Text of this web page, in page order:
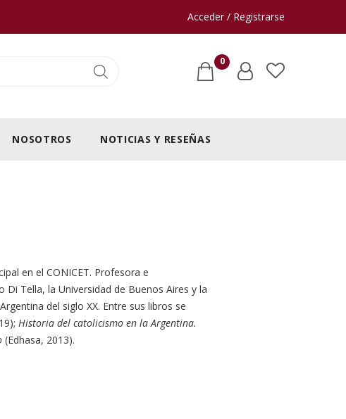
Acceder / Registrarse
0
NOSOTROS NOTICIAS Y RESEÑAS
en el CONICET. Profesora e
Di Tella, la Universidad de Buenos Aires y la
del siglo XX. Entre sus libros se
Historia del catolicismo en la Argentina.
(Edhasa, 2013).